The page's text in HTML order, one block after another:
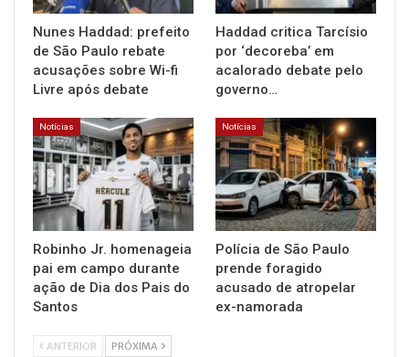
Nunes Haddad: prefeito
de São Paulo rebate
acusações sobre Wi-fi
Livre após debate
Haddad critica Tarcísio
por ‘decoreba’ em
acalorado debate pelo
governo…
Notícias
Robinho Jr. homenageia
pai em campo durante
ação de Dia dos Pais do
Santos
Notícias
Polícia de São Paulo
prende foragido
acusado de atropelar
ex-namorada
ANTERIOR PRÓXIMA